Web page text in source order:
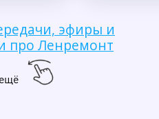
эфиры и
про Ленремонт